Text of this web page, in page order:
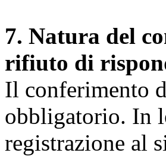
7. Natura del
rifiuto di
Il conferimento
obbligatorio. In
registrazione al